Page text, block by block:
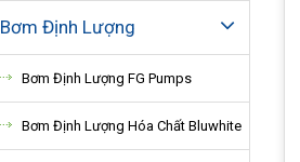
Bơm Định Lượng
Bơm Định Lượng FG Pumps
Bơm Định Lượng Hóa Chất Bluwhite